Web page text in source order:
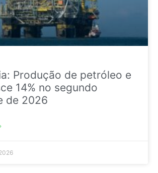
Produção de petróleo e
14% no segundo
de 2026